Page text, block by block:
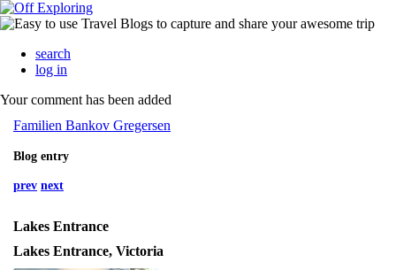
search
log in
Your comment has been added
Familien Bankov Gregersen
Blog entry
prev next
Lakes Entrance
Lakes Entrance, Victoria